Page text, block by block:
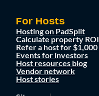
For Hosts
Hosting on PadSplit
Calculate property ROI
Refer a host for $1,000
Events for investors
Host resources blog
Vendor network
Host stories